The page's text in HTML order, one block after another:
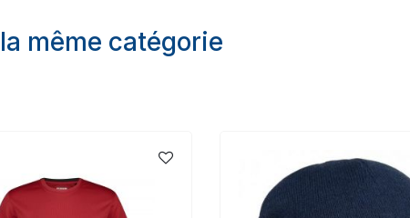
même catégorie